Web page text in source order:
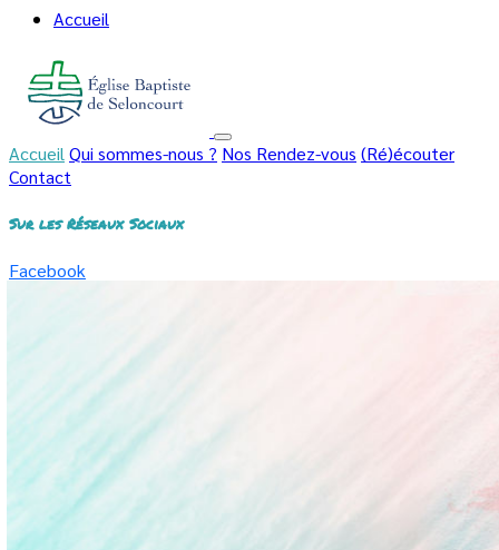
Accueil
Accueil Qui sommes-nous ? Nos Rendez-vous (Ré)écouter
Contact
Sur les Réseaux Sociaux
Facebook